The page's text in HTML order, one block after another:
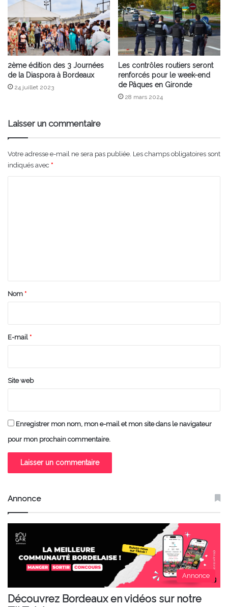
2ème édition des 3 Journées
de la Diaspora à Bordeaux
24 juillet 2023
Les contrôles routiers seront
renforcés pour le week-end
de Pâques en Gironde
28 mars 2024
Laisser un commentaire
Votre adresse e-mail ne sera pas publiée. Les champs obligatoires sont
indiqués avec *
a
e
Nom *
E-mail *
Site web
Enregistrer mon nom, mon e-mail et mon site dans le navigateur
pour mon prochain commentaire.
Annonce
Annonce
Découvrez Bordeaux en vidéos sur notre